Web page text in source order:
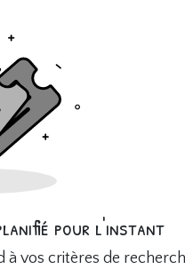
pour l'instant
vos critères de